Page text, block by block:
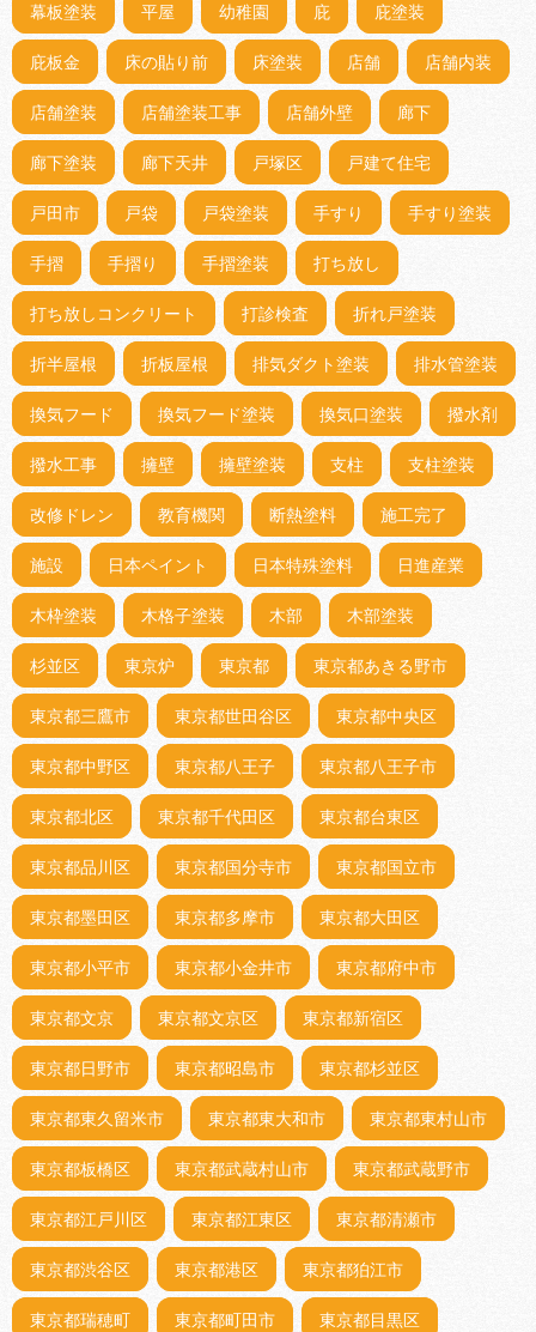
幕板塗装 平屋 幼稚園 庇 庇塗装
庇板金 床の貼り前 床塗装 店舗 店舗内装
店舗塗装 店舗塗装工事 店舗外壁 廊下
廊下塗装 廊下天井 戸塚区 戸建て住宅
戸田市 戸袋 戸袋塗装 手すり 手すり塗装
手摺 手摺り 手摺塗装 打ち放し
打ち放しコンクリート 打診検査 折れ戸塗装
折半屋根 折板屋根 排気ダクト塗装 排水管塗装
換気フード 換気フード塗装 換気口塗装 撥水剤
撥水工事 擁壁 擁壁塗装 支柱 支柱塗装
改修ドレン 教育機関 断熱塗料 施工完了
施設 日本ペイント 日本特殊塗料 日進産業
木枠塗装 木格子塗装 木部 木部塗装
杉並区 東京炉 東京都 東京都あきる野市
東京都三鷹市 東京都世田谷区 東京都中央区
東京都中野区 東京都八王子 東京都八王子市
東京都北区 東京都千代田区 東京都台東区
東京都品川区 東京都国分寺市 東京都国立市
東京都墨田区 東京都多摩市 東京都大田区
東京都小平市 東京都小金井市 東京都府中市
東京都文京 東京都文京区 東京都新宿区
東京都日野市 東京都昭島市 東京都杉並区
東京都東久留米市 東京都東大和市 東京都東村山市
東京都板橋区 東京都武蔵村山市 東京都武蔵野市
東京都江戸川区 東京都江東区 東京都清瀬市
東京都渋谷区 東京都港区 東京都狛江市
東京都瑞穂町 東京都町田市 東京都目黒区